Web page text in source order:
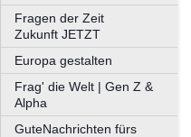
Fragen der Zeit
Zukunft JETZT
Europa gestalten
Frag' die Welt | Gen Z &
Alpha
GuteNachrichten fürs